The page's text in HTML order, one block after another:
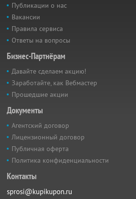
Публикации о нас
Вакансии
Правила сервиса
Ответы на вопросы
Бизнес-Партнёрам
Давайте сделаем акцию!
Заработайте, как Вебмастер
Прошедшие акции
Документы
Агентский договор
Лицензионный договор
Публичная оферта
Политика конфиденциальности
Контакты
sprosi@kupikupon.ru